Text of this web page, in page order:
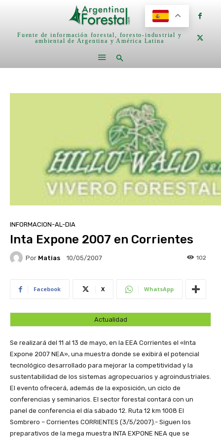
Fuente de información forestal, foresto-industrial y
ambiental de Argentina y América Latina
INFORMACION-AL-DIA
Inta Expone 2007 en Corrientes
Por Matias 10/05/2007 102
Facebook X WhatsApp
Actualidad
Se realizará del 11 al 13 de mayo, en la EEA Corrientes el «Inta
Expone 2007 NEA», una muestra donde se exibirá el potencial
tecnológico desarrollado para mejorar la competitividad y la
sustentabilidad de los sistemas agropecuarios y agroindustriales.
El evento ofrecerá, además de la exposición, un ciclo de
conferencias y seminarios. El sector forestal contará con un
panel de conferencia el día sábado 12. Ruta 12 km 1008 El
Sombrero – Corrientes CORRIENTES (3/5/2007).- Siguen los
preparativos de la mega muestra INTA EXPONE NEA que se